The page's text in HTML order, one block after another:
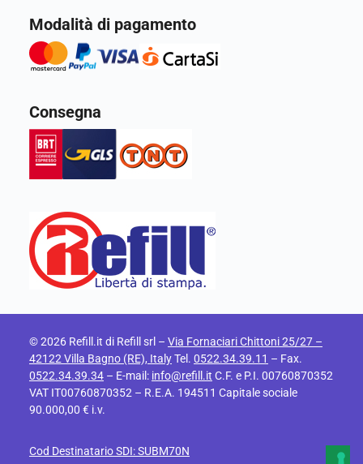
Modalità di pagamento
Consegna
© 2026 Refill.it di Refill srl – Via Fornaciari Chittoni 25/27 –
42122 Villa Bagno (RE), ItalyTel. 0522.34.39.11 – Fax.
0522.34.39.34 – E-mail: info@refill.it C.F. e P.I. 00760870352
VAT IT00760870352 – R.E.A. 194511 Capitale sociale
90.000,00 € i.v.
Cod Destinatario SDI: SUBM70N